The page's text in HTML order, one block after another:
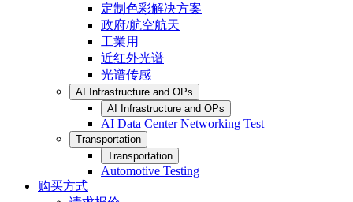
定制色彩解决方案
政府/航空航天
工業用
近红外光谱
光谱传感
AI Infrastructure and OPs
AI Infrastructure and OPs
AI Data Center Networking Test
Transportation
Transportation
Automotive Testing
购买方式